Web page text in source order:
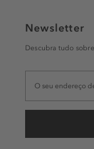
Newsletter
Descubra tudo